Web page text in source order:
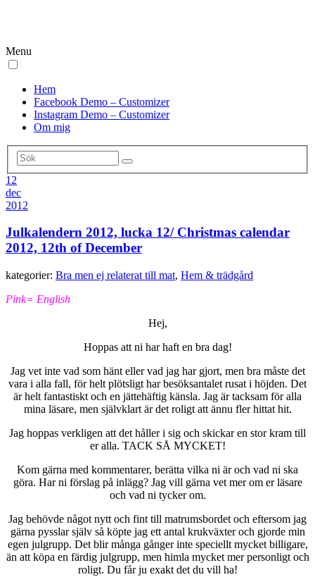
Menu
Hem
Facebook Demo – Customizer
Instagram Demo – Customizer
Om mig
12
dec
2012
Julkalendern 2012, lucka 12/ Christmas calendar
2012, 12th of December
kategorier: Bra men ej relaterat till mat, Hem & trädgård
Pink= English
Hej,
Hoppas att ni har haft en bra dag!
Jag vet inte vad som hänt eller vad jag har gjort, men bra måste det
vara i alla fall, för helt plötsligt har besöksantalet rusat i höjden. Det
är helt fantastiskt och en jättehäftig känsla. Jag är tacksam för alla
mina läsare, men självklart är det roligt att ännu fler hittat hit.
Jag hoppas verkligen att det håller i sig och skickar en stor kram till
er alla. TACK SÅ MYCKET!
Kom gärna med kommentarer, berätta vilka ni är och vad ni ska
göra. Har ni förslag på inlägg? Jag vill gärna vet mer om er läsare
och vad ni tycker om.
Jag behövde något nytt och fint till matrumsbordet och eftersom jag
gärna pysslar själv så köpte jag ett antal krukväxter och gjorde min
egen julgrupp. Det blir många gånger inte speciellt mycket billigare,
än att köpa en färdig julgrupp, men himla mycket mer personligt och
roligt. Du får ju exakt det du vill ha!